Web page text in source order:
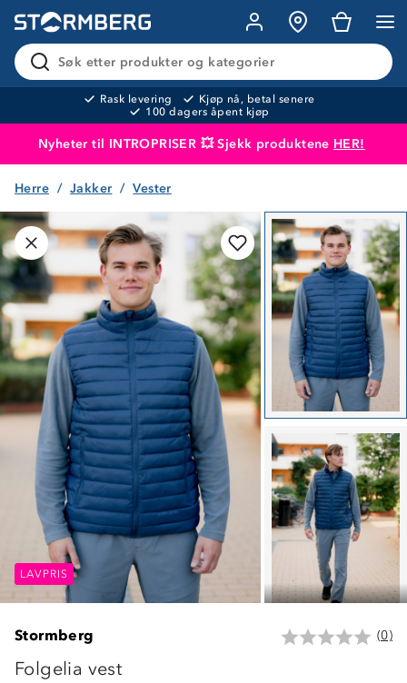
Søk etter produkter og kategorier
Rask levering
Kjøp nå, betal senere
100 dagers åpent kjøp
Nyheter til INTROPRISER 💥 Sjekk produktene HER!
Produktet er lagt i handlekurven
Herre Jakker Vester
LAVPRIS LAVPRIS
LAVPRIS
Stormberg (0)
Folgelia vest